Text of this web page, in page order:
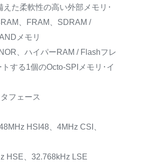
た柔軟性の高い外部メモリ･
、FRAM、SDRAM /
メモリ
、ハイパーRAM / Flashフレ
する1個のOcto-SPIメモリ･イ
フェース
HSI48、4MHz CSI、
HSE、32.768kHz LSE